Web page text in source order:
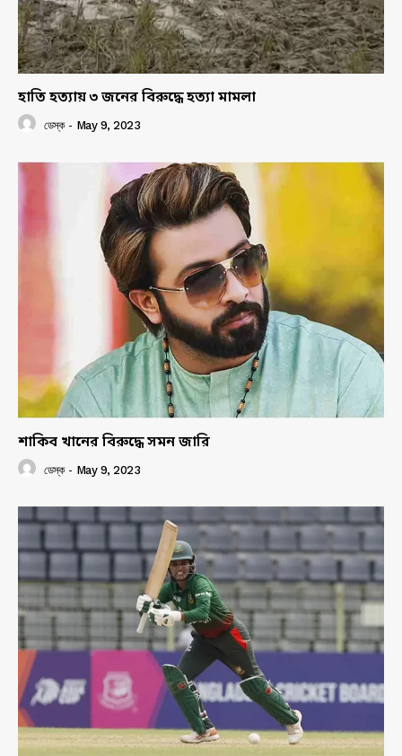
হাতি হত্যায় ৩ জনের বিরুদ্ধে হত্যা মামলা
ডেস্ক - May 9, 2023
শাকিব খানের বিরুদ্ধে সমন জারি
ডেস্ক - May 9, 2023